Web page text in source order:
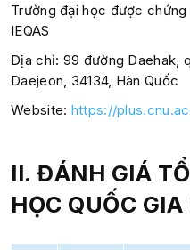
Trường đại học được chứng
IEQAS
Địa chỉ: 99 đường Daehak,
Daejeon, 34134, Hàn Quốc
Website: https://
II. ĐÁNH GIÁ
HỌC QUỐC